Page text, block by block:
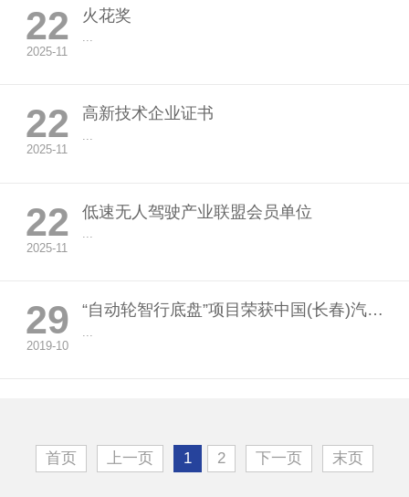
22
2025-11
火花奖
...
22
2025-11
高新技术企业证书
22
2025-11
低速无人驾驶产业联盟会员单位
...
29
2019-10
“自动轮智行底盘”项目荣获中国(长春)汽车产业高价值专利 培育大赛 一等奖
首页 上一页 1 2 下一页 末页